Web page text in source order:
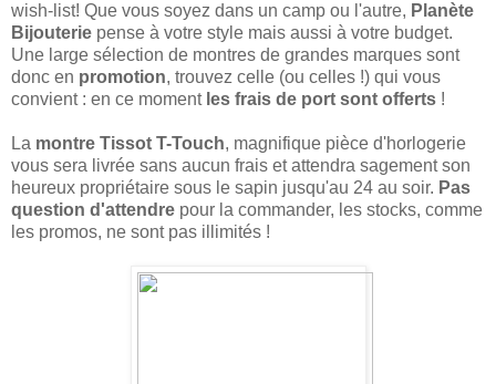
wish-list! Que vous soyez dans un camp ou l'autre, Planète
Bijouterie pense à votre style mais aussi à votre budget.
Une large sélection de montres de grandes marques sont
donc en promotion, trouvez celle (ou celles !) qui vous
convient : en ce momentles frais de port sont offerts !
La montre Tissot T-Touch, magnifique pièce d'horlogerie
vous sera livrée sans aucun frais et attendra sagement son
heureux propriétaire sous le sapin jusqu'au 24 au soir. Pas
question d'attendre pour la commander, les stocks, comme
les promos, ne sont pas illimités !